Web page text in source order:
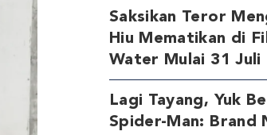
Saksikan Teror
Hiu Mematikan di
Water Mulai 31 Juli
Lagi Tayang, Yuk
Spider-Man: Brand